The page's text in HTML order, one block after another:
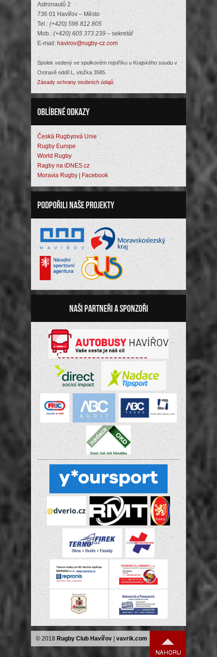
Astronautů 2
736 01 Havířov – Město
Tel.:(+420) 596 812 805
Mob.: (+420) 605 373 239 – sekretář
E-mail: havirov@rugby-cz.com
Spolek vedený ve spolkovém rejstříku u Krajského soudu v
Ostravě oddíl L, vložka 3585
Zásady ochrany osobních údajů
Oblíbené odkazy
Česká Rugbyová Unie
Rugby Europe
World Rugby
Ragby na iDNES.cz
Moravia Rugby | Facebook
Podpořili naše projekty
Naši partneři a sponzoři
© 2018 Rugby Club Havířov vavrik.com